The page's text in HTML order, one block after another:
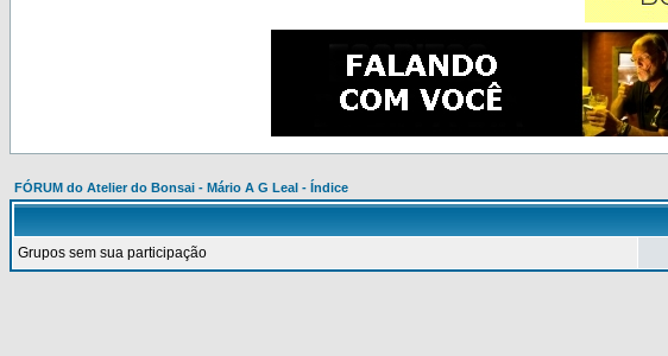
FÓRUM do Atelier do Bonsai - Mário A G Leal - Índice
Grupos sem sua participação